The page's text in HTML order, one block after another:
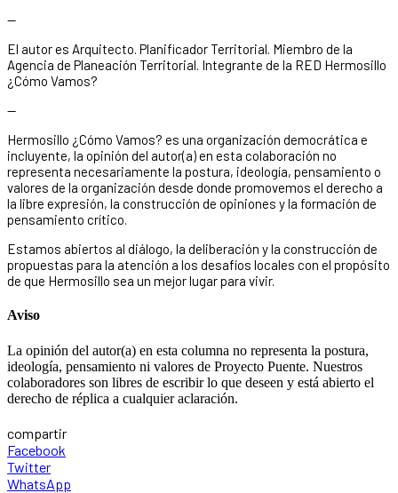
—
El autor es Arquitecto. Planificador Territorial. Miembro de la
Agencia de Planeación Territorial. Integrante de la RED Hermosillo
¿Cómo Vamos?
—
Hermosillo ¿Cómo Vamos? es una organización democrática e
incluyente, la opinión del autor(a) en esta colaboración no
representa necesariamente la postura, ideología, pensamiento o
valores de la organización desde donde promovemos el derecho a
la libre expresión, la construcción de opiniones y la formación de
pensamiento crítico.
Estamos abiertos al diálogo, la deliberación y la construcción de
propuestas para la atención a los desafíos locales con el propósito
de que Hermosillo sea un mejor lugar para vivir.
Aviso
La opinión del autor(a) en esta columna no representa la postura,
ideología, pensamiento ni valores de Proyecto Puente. Nuestros
colaboradores son libres de escribir lo que deseen y está abierto el
derecho de réplica a cualquier aclaración.
compartir
Facebook
Twitter
WhatsApp